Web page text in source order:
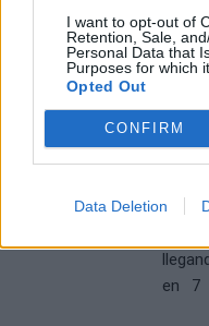
I want to opt-out of
Retention, Sale,
Personal Data that
Purposes for which
Opted Out
CONFIRM
Data Deletion
de la
El
los
Víctor
en 7